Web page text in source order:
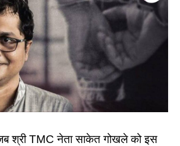
जब श्री TMC नेता साकेत गोखले को इस